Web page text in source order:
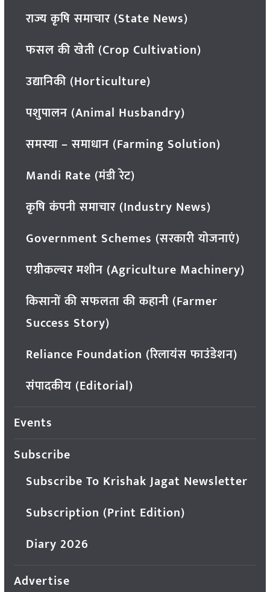
राज्य कृषि समाचार (State News)
फसल की खेती (Crop Cultivation)
उद्यानिकी (Horticulture)
पशुपालन (Animal Husbandry)
समस्या – समाधान (Farming Solution)
Mandi Rate (मंडी रेट)
कृषि कंपनी समाचार (Industry News)
Government Schemes (सरकारी योजनाएं)
एग्रीकल्चर मशीन (Agriculture Machinery)
किसानों की सफलता की कहानी (Farmer
Success Story)
Reliance Foundation (रिलायंस फाउंडेशन)
संपादकीय (Editorial)
Events
Subscribe
Subscribe To Krishak Jagat Newsletter
Subscription (Print Edition)
Diary 2026
Advertise